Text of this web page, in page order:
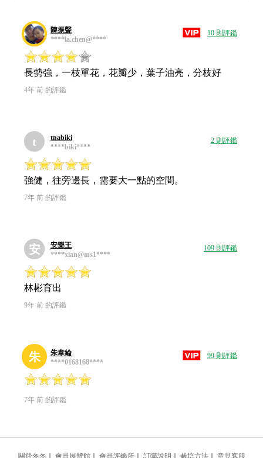
陳振聲
****la.chen@****
10 則評鑑
長勢強，一枝單花，花瓣少，葉子油亮，分枝好
4年 前 的評鑑
t
tnabiki
****biki****
2 則評鑑
強健，往旁邊長，需要大一點的空間。
7年 前 的評鑑
安
安樂王
****xian@ms1****
109 則評鑑
林彬育出
9年 前 的評鑑
朱
朱韋綸
****0168168****
99 則評鑑
7年 前 的評鑑